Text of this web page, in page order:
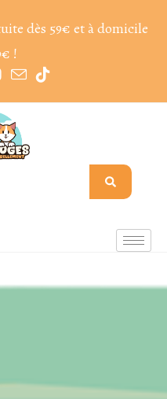
dès 59€ et à domicile
!